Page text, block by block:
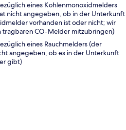
eines Kohlenmonoxidmelders
nicht angegeben, ob in der Unterkunft
vorhanden ist oder nicht; wir
tragbaren CO-Melder mitzubringen)
eines Rauchmelders (der
angegeben, ob es in der Unterkunft
gibt)